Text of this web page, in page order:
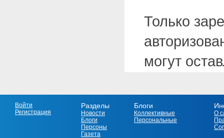
Только
могут
Войти
Регистрация
Разделы
Новости
Блоги
Персоны
Газета
Блоги
Коллективные
Персональные
О